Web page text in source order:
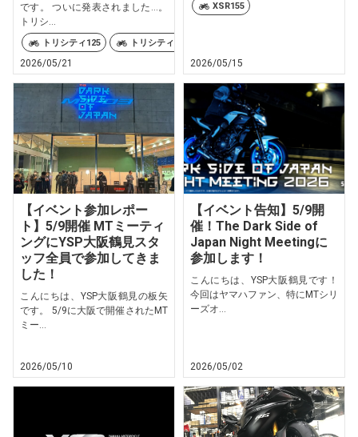
です。 ついに発表されました…。
トリシ...
トリシティ125 トリシティ155
2026/05/21
XSR155
2026/05/15
【イベント参加レポー
ト】5/9開催 MTミーティ
ングにYSP大阪鶴見スタ
ッフ全員で参加してきま
した！
こんにちは、YSP大阪鶴見の板矢
です。 5/9に大阪で開催されたMT
ミー...
2026/05/10
【イベント告知】5/9開
催！The Dark Side of
Japan Night Meetingに
参加します！
こんにちは、YSP大阪鶴見です！
今回はヤマハファン、特にMTシリ
ーズオ...
2026/05/02